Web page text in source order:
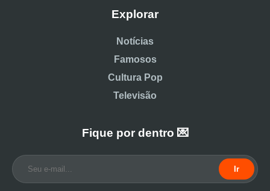
Explorar
Notícias
Famosos
Cultura Pop
Televisão
Fique por dentro 💌
Ir